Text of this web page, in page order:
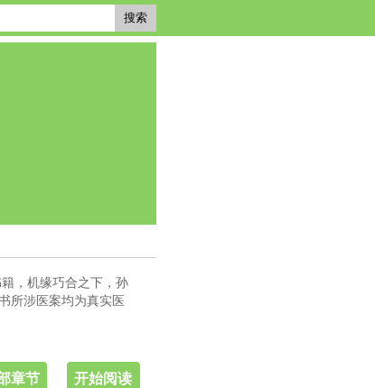
搜索
，机缘巧合之下，孙
所涉医案均为真实医
开始阅读
章节